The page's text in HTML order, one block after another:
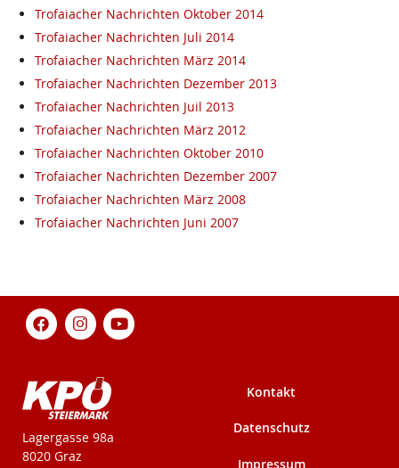
Trofaiacher Nachrichten Oktober 2014
Trofaiacher Nachrichten Juli 2014
Trofaiacher Nachrichten März 2014
Trofaiacher Nachrichten Dezember 2013
Trofaiacher Nachrichten Juil 2013
Trofaiacher Nachrichten März 2012
Trofaiacher Nachrichten Oktober 2010
Trofaiacher Nachrichten Dezember 2007
Trofaiacher Nachrichten März 2008
Trofaiacher Nachrichten Juni 2007
KPÖ-Steiermark
Lagergasse 98a
8020 Graz
Kontakt
Datenschutz
Impressum